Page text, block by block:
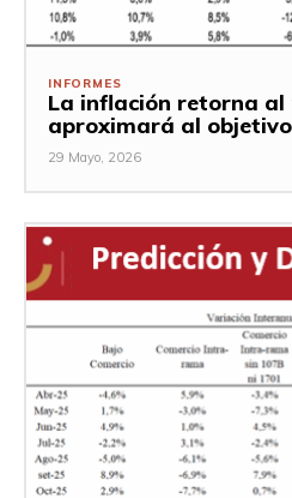
INFORMES
La inflación retorna al
aproximará al
29 Mayo, 2026